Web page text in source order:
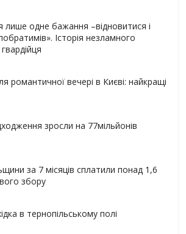
лише одне бажання –відновитися і
Історія незламного
романтичної вечері в Києві: найкращі
зросли на 77мільйонів
за 7 місяців сплатили понад 1,6
збору
в тернопільському полі